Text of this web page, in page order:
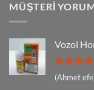
MÜŞTERI
Vozol
5
5
(Ahmet